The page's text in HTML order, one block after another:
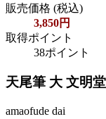
販売価格 (税込)
3,850円
取得ポイント
38ポイント
天尾筆 大 文明堂
amaofude dai